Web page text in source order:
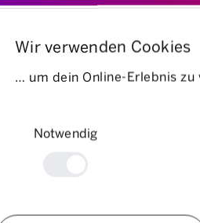
Wir verwenden Cookies
… um dein Online-Erlebnis
Notwendig